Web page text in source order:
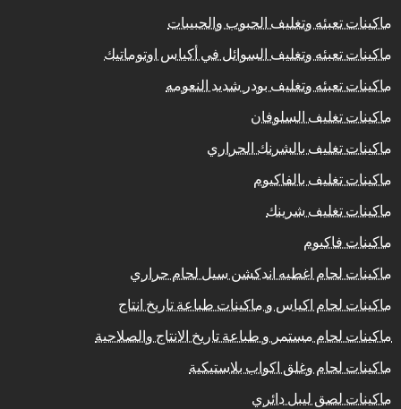
ماكينات تعبئه وتغليف الحبوب والحبيبات
ماكينات تعبئه وتغليف السوائل في أكياس اوتوماتيك
ماكينات تعبئه وتغليف بودر شديد النعومه
ماكينات تغليف السلوفان
ماكينات تغليف بالشرنك الحراري
ماكينات تغليف بالفاكيوم
ماكينات تغليف شرينك
ماكينات فاكيوم
ماكينات لحام اغطيه اندكشن سيل لحام حراري
ماكينات لحام اكياس و ماكينات طباعة تاريخ انتاج
ماكينات لحام مستمر و طباعة تاريخ الانتاج والصلاحية
ماكينات لحام وغلق اكواب بلاستيكية
ماكينات لصق ليبل دائري